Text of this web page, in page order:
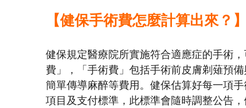
【健保手術費怎麼計算出來？】
健保規定醫療院所實施符合適應症的手術
費」，「手術費」包括手術前皮膚剃薙預
簡單傳導麻醉等費用。健保估算好每一項
項目及支付標準，此標準會隨時調整公告